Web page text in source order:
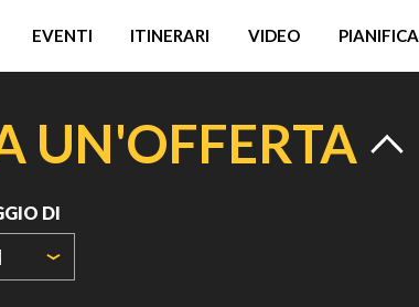
EVENTI ITINERARI VIDEO PIANIFICA
UN'OFFERTA
DI